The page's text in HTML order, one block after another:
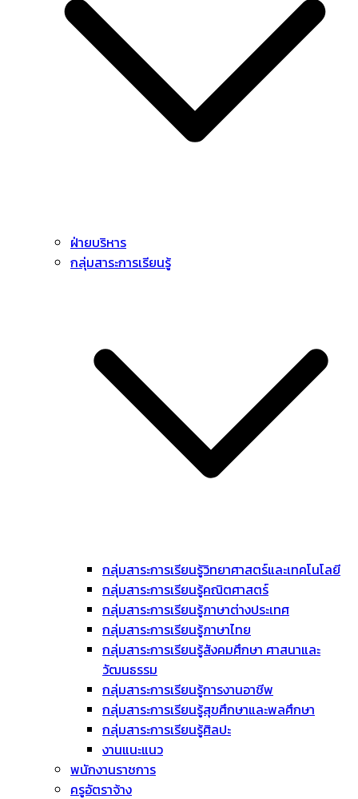
ฝ่ายบริหาร
กลุ่มสาระการเรียนรู้
กลุ่มสาระการเรียนรู้วิทยาศาสตร์และเทคโนโลยี
กลุ่มสาระการเรียนรู้คณิตศาสตร์
กลุ่มสาระการเรียนรู้ภาษาต่างประเทศ
กลุ่มสาระการเรียนรู้ภาษาไทย
กลุ่มสาระการเรียนรู้สังคมศึกษา ศาสนาและ
วัฒนธรรม
กลุ่มสาระการเรียนรู้การงานอาชีพ
กลุ่มสาระการเรียนรู้สุขศึกษาและพลศึกษา
กลุ่มสาระการเรียนรู้ศิลปะ
งานแนะแนว
พนักงานราชการ
ครูอัตราจ้าง